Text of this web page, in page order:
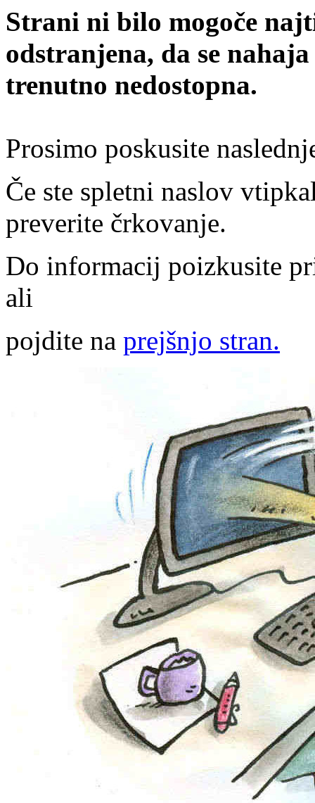
Strani ni bilo mogoče
odstranjena, da se
trenutno nedostopna.
Prosimo poskusite
Če ste spletni naslov
preverite črkovanje.
Do informacij poizkusite
ali
pojdite na prejšnjo stran.